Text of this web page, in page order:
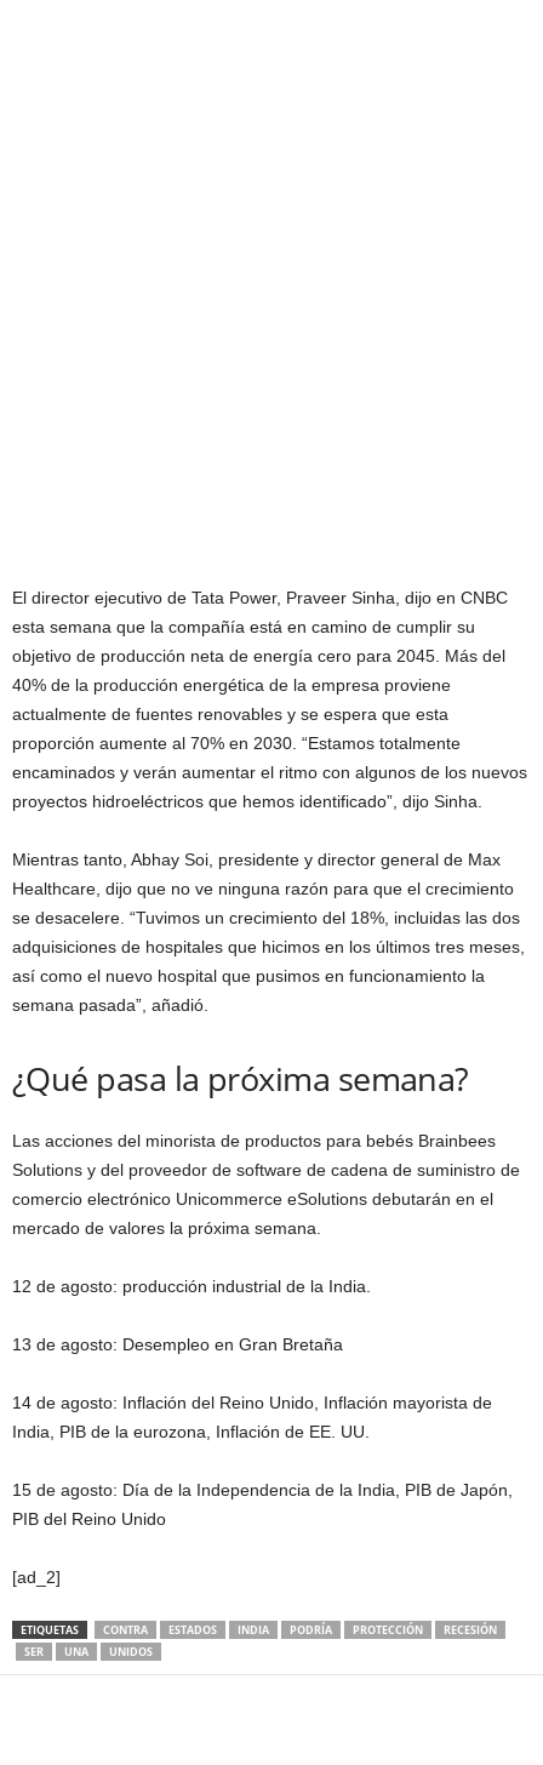
El director ejecutivo de Tata Power, Praveer Sinha, dijo en CNBC
esta semana que la compañía está en camino de cumplir su
objetivo de producción neta de energía cero para 2045. Más del
40% de la producción energética de la empresa proviene
actualmente de fuentes renovables y se espera que esta
proporción aumente al 70% en 2030. “Estamos totalmente
encaminados y verán aumentar el ritmo con algunos de los nuevos
proyectos hidroeléctricos que hemos identificado”, dijo Sinha.
Mientras tanto, Abhay Soi, presidente y director general de Max
Healthcare, dijo que no ve ninguna razón para que el crecimiento
se desacelere. “Tuvimos un crecimiento del 18%, incluidas las dos
adquisiciones de hospitales que hicimos en los últimos tres meses,
así como el nuevo hospital que pusimos en funcionamiento la
semana pasada”, añadió.
¿Qué pasa la próxima semana?
Las acciones del minorista de productos para bebés Brainbees
Solutions y del proveedor de software de cadena de suministro de
comercio electrónico Unicommerce eSolutions debutarán en el
mercado de valores la próxima semana.
12 de agosto: producción industrial de la India.
13 de agosto: Desempleo en Gran Bretaña
14 de agosto: Inflación del Reino Unido, Inflación mayorista de
India, PIB de la eurozona, Inflación de EE. UU.
15 de agosto: Día de la Independencia de la India, PIB de Japón,
PIB del Reino Unido
[ad_2]
ETIQUETAS CONTRA ESTADOS INDIA PODRÍA PROTECCIÓN
RECESIÓN
SER
UNA UNIDOS